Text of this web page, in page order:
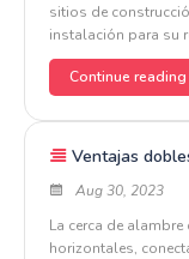
sitios de
instalación para su
Continue reading
Ventajas
Aug 30, 2023
La cerca de
horizontales,